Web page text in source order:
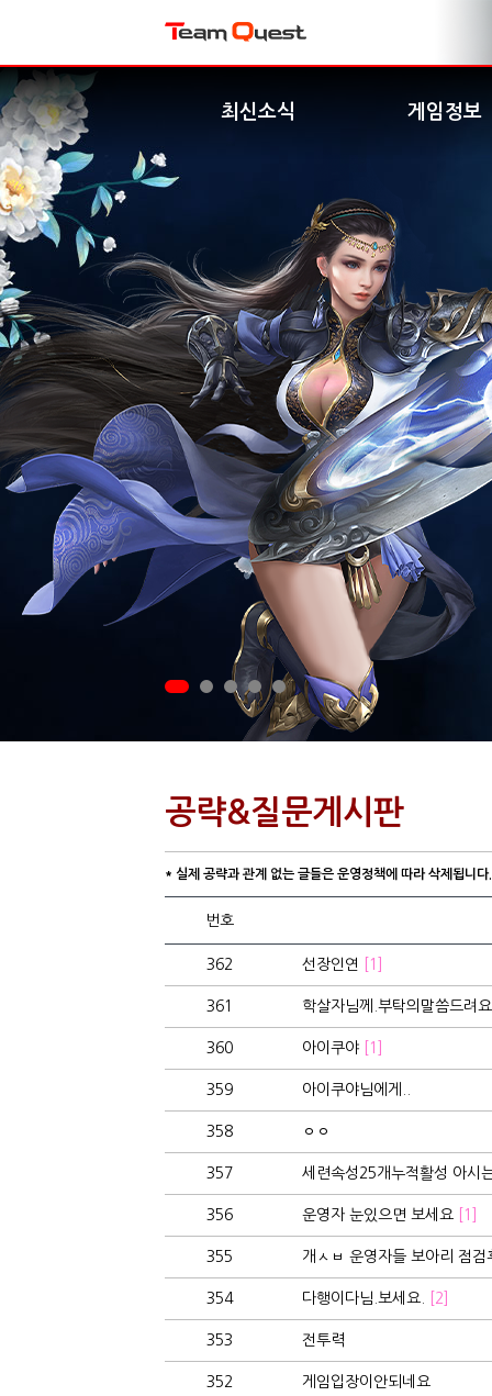
최신소식 게임정보
공략&질문게시판
* 실제 공략과 관계 없는 글들은 운영정책에 따라 삭제됩니다.
번호
362 선장인연 [1]
361 학살자님께.부탁의말씀드려
360 아이쿠야 [1]
359 아이쿠야님에게..
358 ㅇㅇ
357 세련속성25개누적활성 아시
356 운영자 눈있으면 보세요 [1]
355 개ㅅㅂ 운영자들 보아리 점
354 다행이다님.보세요. [2]
353 전투력
352 게임입장이안되네요